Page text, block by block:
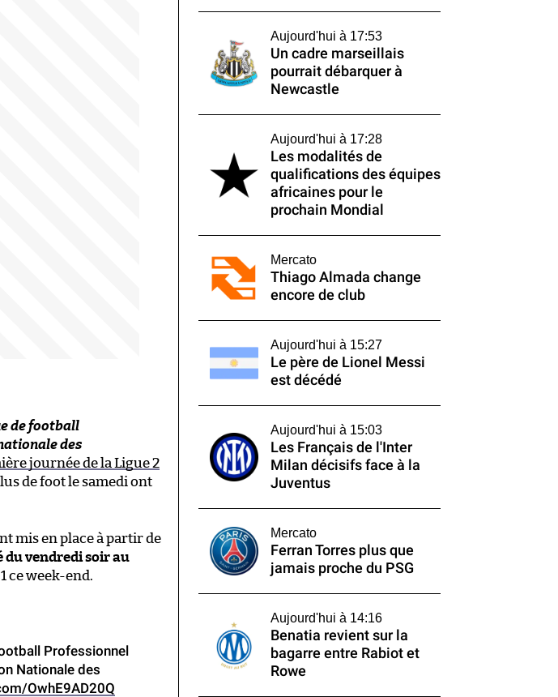
de football
des
journée de la Ligue 2
de foot le samedi ont
mis en place à partir de
du vendredi soir au
ce week-end.
Professionnel
Nationale des
OwhE9AD20Q
Aujourd'hui à 17:53
Un cadre marseillais
pourrait débarquer à
Newcastle
Aujourd'hui à 17:28
Les modalités de
qualifications des équipes
africaines pour le
prochain Mondial
Mercato
Thiago Almada change
encore de club
Aujourd'hui à 15:27
Le père de Lionel Messi
est décédé
Aujourd'hui à 15:03
Les Français de l'Inter
Milan décisifs face à la
Juventus
Mercato
Ferran Torres plus que
jamais proche du PSG
Aujourd'hui à 14:16
Benatia revient sur la
bagarre entre Rabiot et
Rowe